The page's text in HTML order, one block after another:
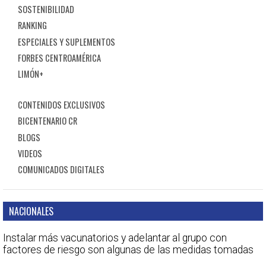
SOSTENIBILIDAD
RANKING
ESPECIALES Y SUPLEMENTOS
FORBES CENTROAMÉRICA
LIMÓN+
CONTENIDOS EXCLUSIVOS
BICENTENARIO CR
BLOGS
VIDEOS
COMUNICADOS DIGITALES
NACIONALES
Instalar más vacunatorios y adelantar al grupo con
factores de riesgo son algunas de las medidas tomadas